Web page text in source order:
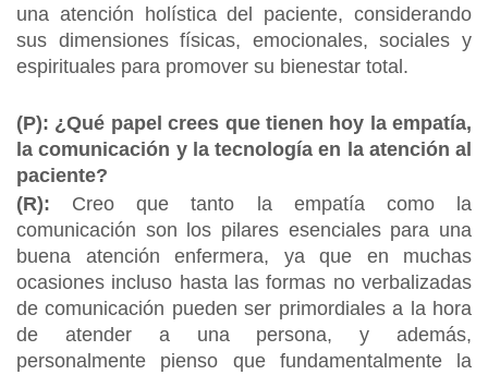
una atención holística del paciente, considerando
sus dimensiones físicas, emocionales, sociales y
espirituales para promover su bienestar total.
(P): ¿Qué papel crees que tienen hoy la empatía,
la comunicación y la tecnología en la atención al
paciente?
(R): Creo que tanto la empatía como la
comunicación son los pilares esenciales para una
buena atención enfermera, ya que en muchas
ocasiones incluso hasta las formas no verbalizadas
de comunicación pueden ser primordiales a la hora
de atender a una persona, y además,
personalmente pienso que fundamentalmente la